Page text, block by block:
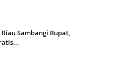
Sambangi Rupat,